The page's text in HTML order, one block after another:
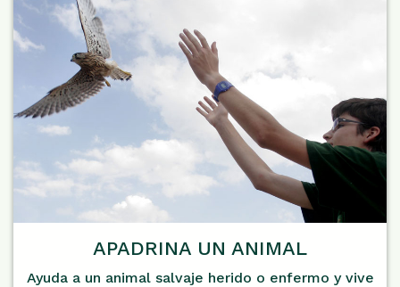
APADRINA UN ANIMAL
Ayuda a un animal salvaje herido o enfermo y vive